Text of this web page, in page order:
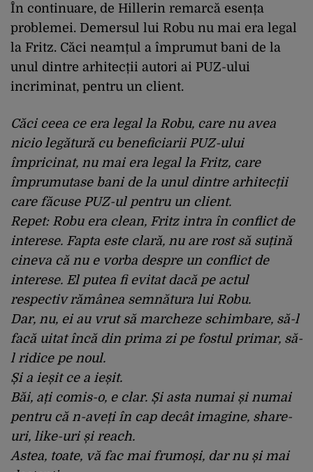
În continuare, de Hillerin remarcă esența
problemei. Demersul lui Robu nu mai era legal
la Fritz. Căci neamțul a împrumut bani de la
unul dintre arhitecții autori ai PUZ-ului
incriminat, pentru un client.
Căci ceea ce era legal la Robu, care nu avea
nicio legătură cu beneficiarii PUZ-ului
împricinat, nu mai era legal la Fritz, care
împrumutase bani de la unul dintre arhitecții
care făcuse PUZ-ul pentru un client.
Repet: Robu era clean, Fritz intra în conflict de
interese. Fapta este clară, nu are rost să suțină
cineva că nu e vorba despre un conflict de
interese. El putea fi evitat dacă pe actul
respectiv rămânea semnătura lui Robu.
Dar, nu, ei au vrut să marcheze schimbare, să-l
facă uitat încă din prima zi pe fostul primar, să-
l ridice pe noul.
Și a ieșit ce a ieșit.
Băi, ați comis-o, e clar. Și asta numai și numai
pentru că n-aveți în cap decât imagine, share-
uri, like-uri și reach.
Astea, toate, vă fac mai frumoși, dar nu și mai